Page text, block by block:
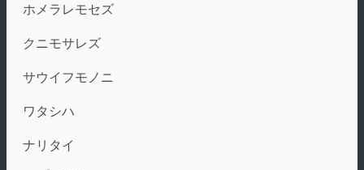
ホメラレモセズ
クニモサレズ
サウイフモノニ
ワタシハ
ナリタイ